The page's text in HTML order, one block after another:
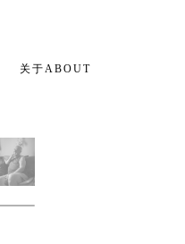
关于ABOUT